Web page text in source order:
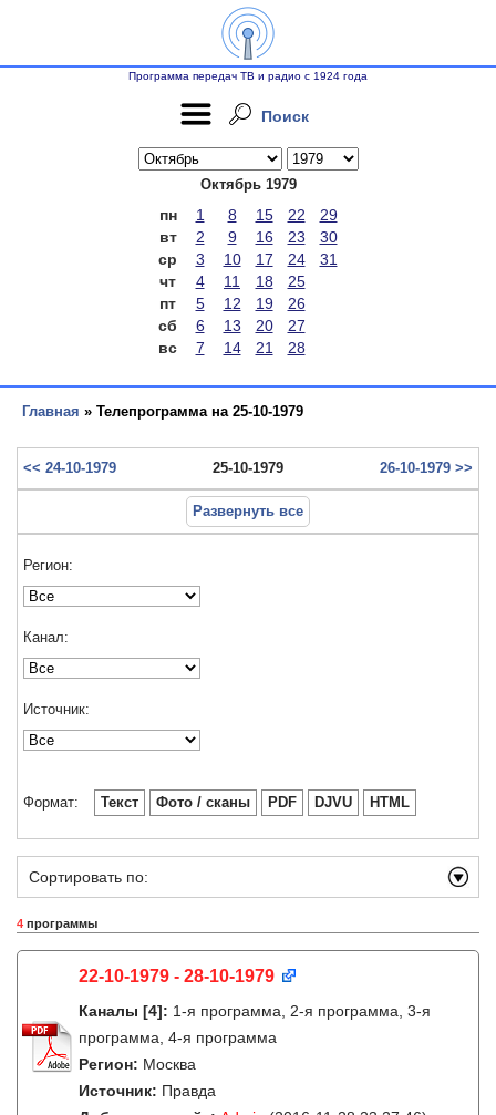
Программа передач ТВ и радио с 1924 года
Поиск
Октябрь 1979
пн 1 8 15 22
29
вт
2 9 16 23
30
ср
3 10 17 24
31
чт
4 11 18
25
пт
5 12 19
26
сб
6 13 20
27
вс
7 14 21 28
Главная » Телепрограмма на 25-10-1979
<< 24-10-1979 25-10-1979 26-10-1979 >>
Развернуть все
Регион:
Канал:
Источник:
Формат: Текст Фото / сканы PDF DJVU HTML
Сортировать по:
4 программы
22-10-1979 - 28-10-1979
Каналы [4]: 1-я программа, 2-я программа, 3-я
программа, 4-я программа
Регион: Москва
Источник: Правда